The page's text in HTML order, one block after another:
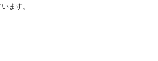
ます。